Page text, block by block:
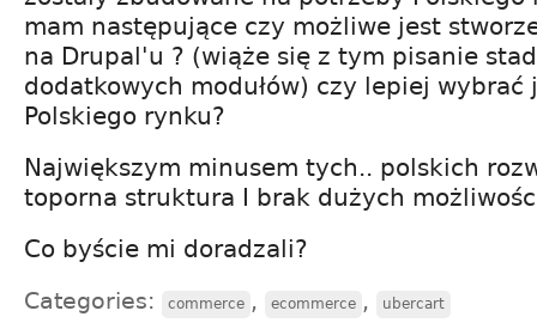
mam następujące czy możliwe jest
na Drupal'u ? (wiąże się z tym pisanie
dodatkowych modułów) czy lepiej wybrać
Polskiego rynku?
Największym minusem tych.. polskich
toporna struktura I brak dużych
Co byście mi doradzali?
Categories: commerce , ecommerce , ubercart